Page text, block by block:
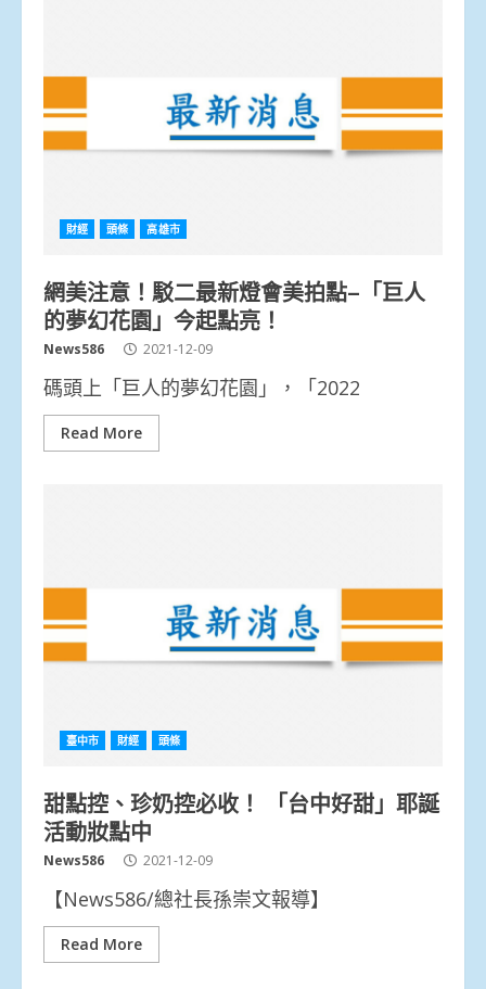
財經 頭條 高雄市
網美注意！駁二最新燈會美拍點–「巨人
的夢幻花園」今起點亮！
News586 2021-12-09
碼頭上「巨人的夢幻花園」，「2022
Read More
臺中市 財經 頭條
甜點控、珍奶控必收！ 「台中好甜」耶誕
活動妝點中
News586 2021-12-09
【News586/總社長孫崇文報導】
Read More